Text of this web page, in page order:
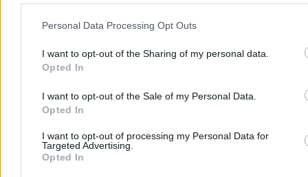
Personal Data Processing Opt Outs
I want to opt-out of the Sharing of my personal data.
Opted In
I want to opt-out of the Sale of my Personal Data.
Opted In
I want to opt-out of processing my Personal Data for
Targeted Advertising.
Opted In
pod uwagę „zakresu możliwych wyników sprzedaży”; dane były
XR w pięciu następnych miesiącach.
Reklama
Reklama